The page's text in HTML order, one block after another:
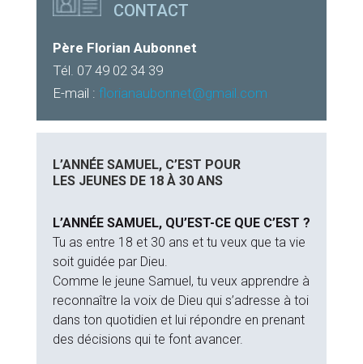
CONTACT
Père Florian Aubonnet
Tél. 07 49 02 34 39
E-mail : florianaubonnet@gmail.com
L’ANNÉE SAMUEL, C’EST POUR
LES JEUNES DE 18 À 30 ANS
L’ANNÉE SAMUEL, QU’EST-CE QUE C’EST ?
Tu as entre 18 et 30 ans et tu veux que ta vie
soit guidée par Dieu.
Comme le jeune Samuel, tu veux apprendre à
reconnaître la voix de Dieu qui s’adresse à toi
dans ton quotidien et lui répondre en prenant
des décisions qui te font avancer.